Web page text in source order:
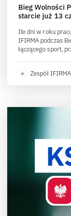
Bieg Wolności
starcie już 13
Ile dni w roku
IFIRMA podczas
łączącego sport,
Zespół IFIRMA